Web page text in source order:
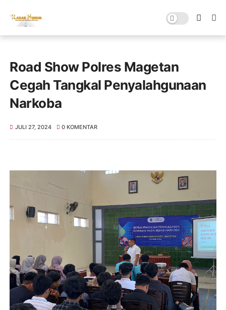
Road Show Polres Magetan
Cegah Tangkal Penyalahgunaan
Narkoba
JULI 27, 2024 0 KOMENTAR